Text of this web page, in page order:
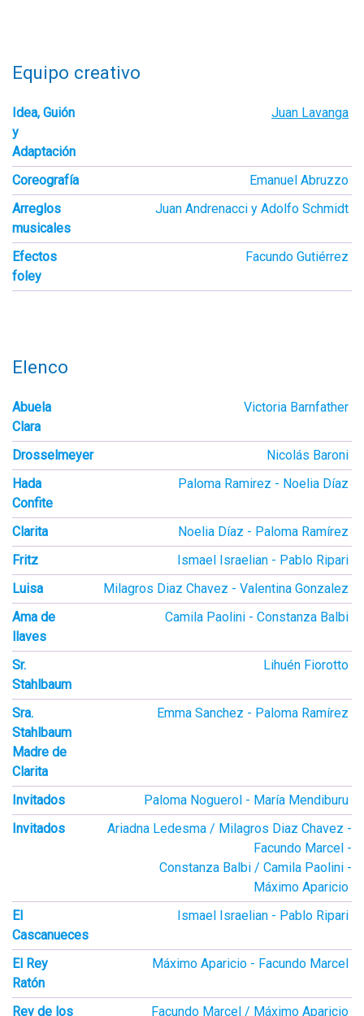
Equipo creativo
Idea, Guión
y
Adaptación
Juan Lavanga
Coreografía
Emanuel Abruzzo
Arreglos
musicales
Juan Andrenacci y Adolfo Schmidt
Efectos
foley
Facundo Gutiérrez
Elenco
Abuela
Clara
Victoria Barnfather
Drosselmeyer
Nicolás Baroni
Hada
Confite
Paloma Ramirez Noelia Díaz
Clarita Noelia Díaz
Paloma Ramírez
Fritz
Ismael Israelian
Pablo Ripari
Luisa
Milagros Diaz Chavez
Valentina Gonzalez
Ama de
llaves
Camila Paolini Constanza Balbi
Sr.
Stahlbaum
Lihuén Fiorotto
Sra.
Stahlbaum
Madre de
Clarita
Emma Sanchez Paloma Ramírez
Invitados Paloma Noguerol
María Mendiburu
Invitados
Ariadna Ledesma / Milagros Diaz Chavez
Facundo Marcel
Constanza Balbi / Camila Paolini
Máximo Aparicio
El
Cascanueces
Ismael Israelian Pablo Ripari
El Rey
Ratón
Máximo Aparicio Facundo Marcel
Rey de los Facundo Marcel / Máximo Aparicio